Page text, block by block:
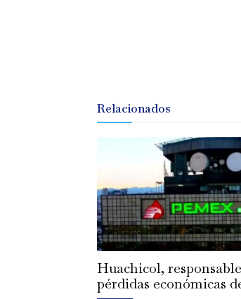
Relacionados
Huachicol,
pérdidas económicas